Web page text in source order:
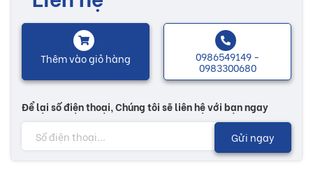
Bồn nước inox SUS 304 dung tích 2500L được sản xuất bằng
thép không gỉ SUS 304 siêu bền và an toàn thực phẩm. Thời
gian sử dụng sản phẩm lên đến 50 năm.
Công nghệ hàn lăn tự động được ứng dụng lên sản phẩm
bồn nước inox SUS 304 để đảm bảo được độ bền và tính
Thêm vào giỏ hàng 0986549149 -
0983300680
Để lại số điện thoại, Chúng tôi sẽ liên hệ với bạn ngay
Gửi ngay